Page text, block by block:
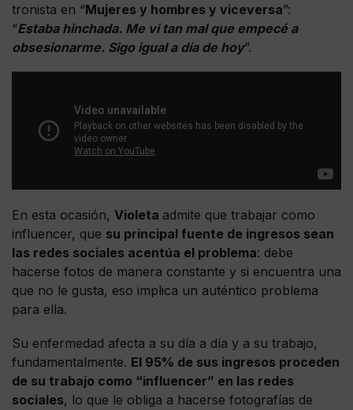
tronista en “Mujeres y hombres y viceversa”:
“Estaba hinchada. Me vi tan mal que empecé a
obsesionarme. Sigo igual a día de hoy”.
En esta ocasión, Violeta admite que trabajar como
influencer, que su principal fuente de ingresos sean
las redes sociales acentúa el problema: debe
hacerse fotos de manera constante y si encuentra una
que no le gusta, eso implica un auténtico problema
para ella.
Su enfermedad afecta a su día a día y a su trabajo,
fundamentalmente. El 95% de sus ingresos proceden
de su trabajo como “influencer” en las redes
sociales, lo que le obliga a hacerse fotografías de